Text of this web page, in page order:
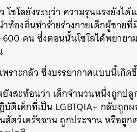
ซโลยังระบุว่า ความรุนแรงยังได้
ท้องถิ่นทำร้ายร่างกายเด็กผู้ชาย
คน ซึ่งตอนนั้นโซโลได้พยายา
ราะกลัว ซึ่งบรรยากาศแบบนี้เกิด
สะท้อนว่า เด็กจำนวนหนึ่งถูกปลู
ติเด็กที่เป็น LGBTQIA+ กลับถูก
ตว์เดรัจฉาน ถูกประจาน หรือถูก